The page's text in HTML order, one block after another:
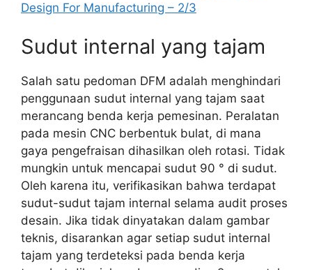
Design For Manufacturing – 2/3
Sudut internal yang tajam
Salah satu pedoman DFM adalah menghindari
penggunaan sudut internal yang tajam saat
merancang benda kerja pemesinan. Peralatan
pada mesin CNC berbentuk bulat, di mana
gaya pengefraisan dihasilkan oleh rotasi. Tidak
mungkin untuk mencapai sudut 90 ° di sudut.
Oleh karena itu, verifikasikan bahwa terdapat
sudut-sudut tajam internal selama audit proses
desain. Jika tidak dinyatakan dalam gambar
teknis, disarankan agar setiap sudut internal
tajam yang terdeteksi pada benda kerja